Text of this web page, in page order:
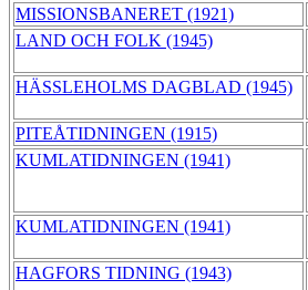
MISSIONSBANERET (1921)
LAND OCH FOLK (1945)
HÄSSLEHOLMS DAGBLAD (1945)
PITEÅTIDNINGEN (1915)
KUMLATIDNINGEN (1941)
KUMLATIDNINGEN (1941)
HAGFORS TIDNING (1943)